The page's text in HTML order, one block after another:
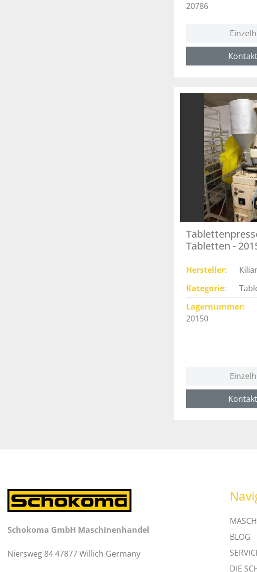
20786
Tabletten -
Hersteller
Kategorie
Lagernummer
20150
Schokoma GmbH Maschinenhandel
Niersweg 84 47877 Willich Germany
BLOG
DIE